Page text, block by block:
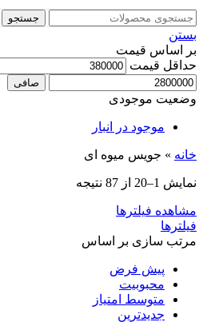
جستجو
بستن
بر اساس قیمت
حداقل قیمت
صافی
وضعیت موجودی
موجود در انبار
خانه » جویس میوه ای
نمایش 1–20 از 87 نتیجه
مشاهده فیلترها
فیلترها
مرتب سازی بر اساس
پیش فرض
محبوبیت
متوسط امتیاز
جدیدترین